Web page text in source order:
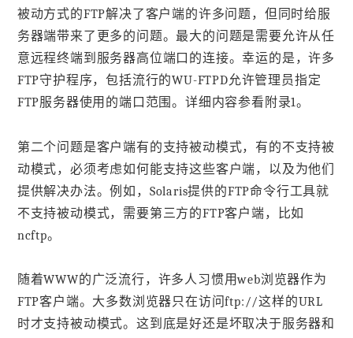
被动方式的FTP解决了客户端的许多问题，但同时给服
务器端带来了更多的问题。最大的问题是需要允许从任
意远程终端到服务器高位端口的连接。幸运的是，许多
FTP守护程序，包括流行的WU-FTPD允许管理员指定
FTP服务器使用的端口范围。详细内容参看附录1。
第二个问题是客户端有的支持被动模式，有的不支持被
动模式，必须考虑如何能支持这些客户端，以及为他们
提供解决办法。例如，Solaris提供的FTP命令行工具就
不支持被动模式，需要第三方的FTP客户端，比如
ncftp。
随着WWW的广泛流行，许多人习惯用web浏览器作为
FTP客户端。大多数浏览器只在访问ftp://这样的URL
时才支持被动模式。这到底是好还是坏取决于服务器和